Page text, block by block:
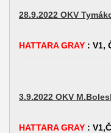
28.9.2022 OKV
HATTARA GRAY: V1,
3.9.2022 OKV
HATTARA GRAY: